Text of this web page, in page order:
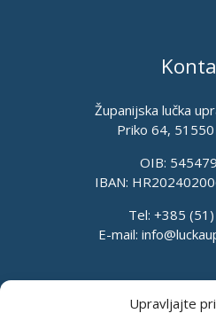
Upravljajte
Županijska lučka
Priko 64,
OIB:
IBAN:
Tel: +385
E-mail: